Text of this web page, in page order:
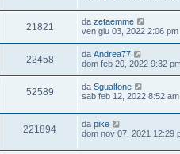
21821 da zetaemme
ven giu 03, 2022 2:06 pm
22458 da Andrea77
dom feb 20, 2022 9:32
52589 da Sgualfone
sab feb 12, 2022 8:52 am
221894 da pike
dom nov 07, 2021 12:29